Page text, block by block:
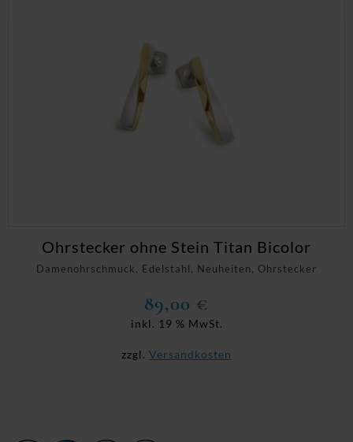
Damenohrschmuck, Edelstahl, Neuheiten, Ohrstecker
Ohrstecker ohne Stein Titan Bicolor
89,00 €
inkl. 19 % MwSt.
zzgl. Versandkosten